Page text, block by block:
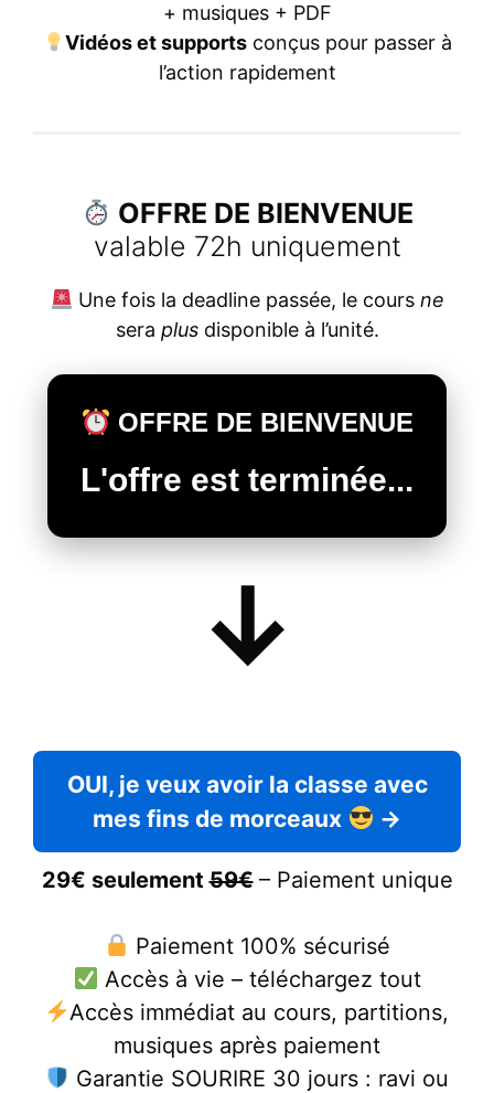
+ musiques + PDF
Vidéos et supportsconçus pour passer à
l’action rapidement
OFFRE DE BIENVENUE
valable 72h uniquement
Une fois la deadline passée, le cours ne
sera plusdisponible à l’unité.
OFFRE DE BIENVENUE
L'offre est terminée...
↓
OUI, je veux avoir la classe avec
mes fins de morceaux
→
29€ seulement59€ – Paiement unique
Paiement 100% sécurisé
Accès à vie – téléchargez tout
Accès immédiat au cours, partitions,
musiques après paiement
Garantie SOURIRE 30 jours : ravi ou